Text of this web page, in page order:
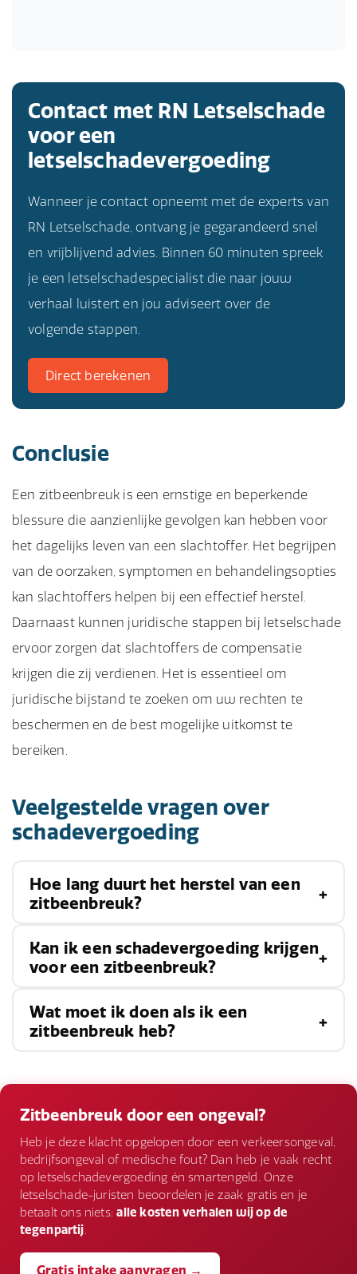
Contact met RN Letselschade
voor een
letselschadevergoeding
Wanneer je contact opneemt met de experts van
RN Letselschade, ontvang je gegarandeerd snel
en vrijblijvend advies. Binnen 60 minuten spreek
je een letselschadespecialist die naar jouw
verhaal luistert en jou adviseert over de
volgende stappen.
Direct berekenen
Conclusie
Een zitbeenbreuk is een ernstige en beperkende
blessure die aanzienlijke gevolgen kan hebben voor
het dagelijks leven van een slachtoffer. Het begrijpen
van de oorzaken, symptomen en behandelingsopties
kan slachtoffers helpen bij een effectief herstel.
Daarnaast kunnen juridische stappen bij letselschade
ervoor zorgen dat slachtoffers de compensatie
krijgen die zij verdienen. Het is essentieel om
juridische bijstand te zoeken om uw rechten te
beschermen en de best mogelijke uitkomst te
bereiken.
Veelgestelde vragen over
schadevergoeding
Hoe lang duurt het herstel van een
zitbeenbreuk?
Het herstel van een zitbeenbreuk varieert
afhankelijk van de ernst van de breuk en de
gekozen behandeling. Sommige patiënten
ervaren verlichting van symptomen na enkele
Kan ik een schadevergoeding krijgen
voor een zitbeenbreuk?
Ja, als de zitbeenbreuk is veroorzaakt door de
nalatigheid of fout van een ander, zoals bij een
mogelijk eenschadevergoedingkrijgen voor
medische kosten, inkomensverlies en andere
gerelateerde uitgaven.
Wat moet ik doen als ik een
zitbeenbreuk heb?
advies van uw arts op, voer voorgeschreven
oefeningen uit en maak eventuele benodigde
aanpassingen in uw dagelijkse leven om verdere
schade te voorkomen.
Zitbeenbreuk door een ongeval?
Heb je deze klacht opgelopen door een verkeersongeval,
bedrijfsongeval of medische fout? Dan heb je vaak recht
op letselschadevergoeding én smartengeld. Onze
letselschade-juristen beoordelen je zaak gratis en je
betaalt ons niets:alle kosten verhalen wij op de
tegenpartij
Gratis intake aanvragen →